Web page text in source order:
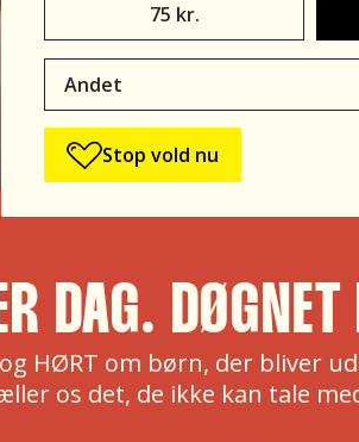
UDSAT
–
enkeltdonation
75 kr.
Andet
Stop vold nu
DAG. DØGNET
HØRT om børn, der bliver
os det, de ikke kan tale